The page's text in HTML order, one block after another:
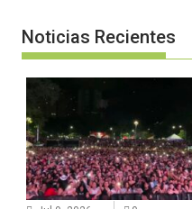
Noticias Recientes